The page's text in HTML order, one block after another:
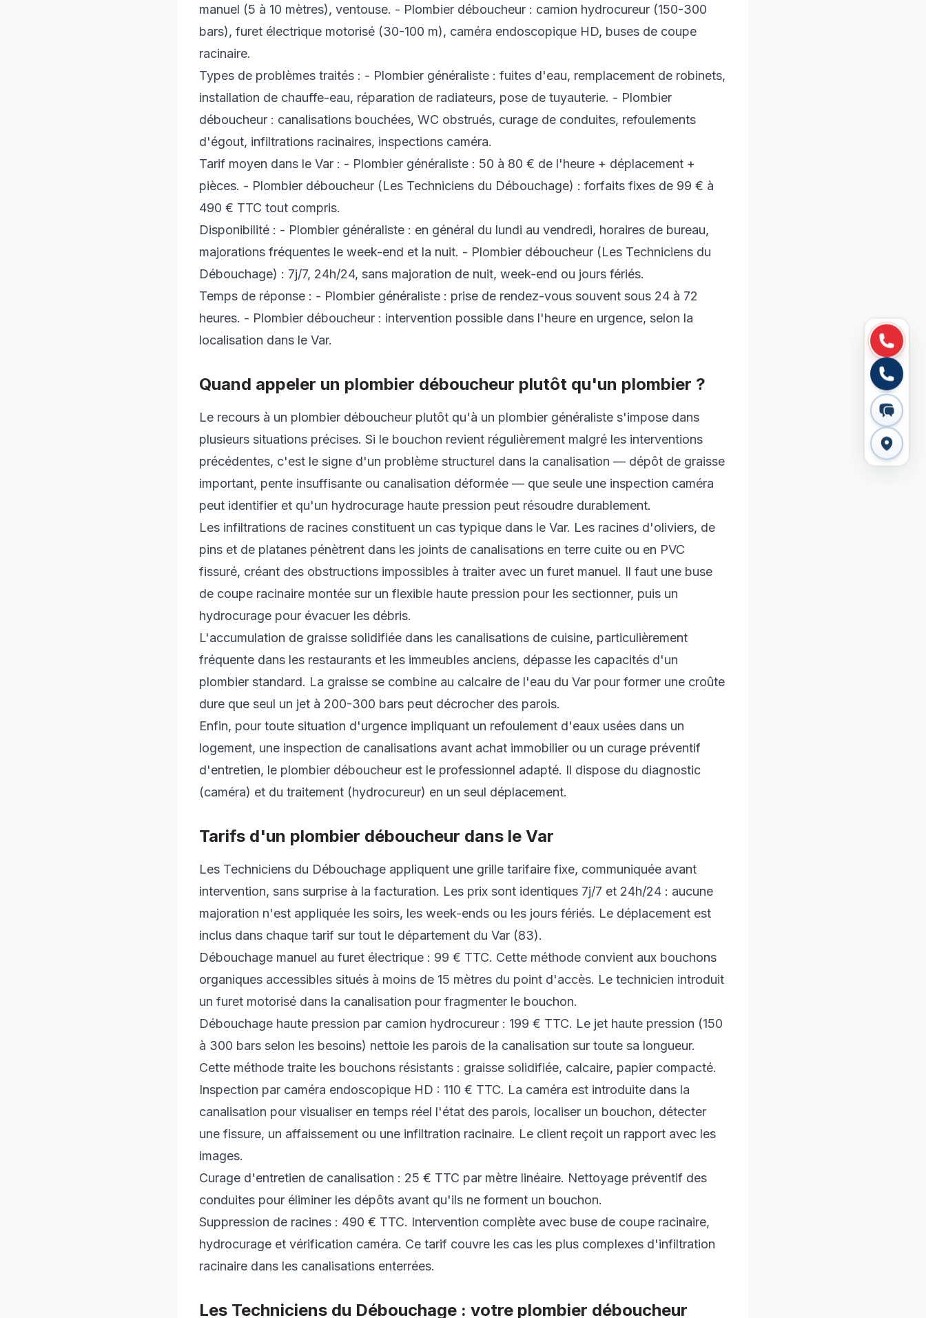
manuel (5 à 10 mètres), ventouse. - Plombier déboucheur : camion hydrocureur (150-300
bars), furet électrique motorisé (30-100 m), caméra endoscopique HD, buses de coupe
racinaire.
Types de problèmes traités : - Plombier généraliste : fuites d'eau, remplacement de robinets,
installation de chauffe-eau, réparation de radiateurs, pose de tuyauterie. - Plombier
déboucheur : canalisations bouchées, WC obstrués, curage de conduites, refoulements
d'égout, infiltrations racinaires, inspections caméra.
Tarif moyen dans le Var : - Plombier généraliste : 50 à 80 € de l'heure + déplacement +
pièces. - Plombier déboucheur (Les Techniciens du Débouchage) : forfaits fixes de 99 € à
490 € TTC tout compris.
Disponibilité : - Plombier généraliste : en général du lundi au vendredi, horaires de bureau,
majorations fréquentes le week-end et la nuit. - Plombier déboucheur (Les Techniciens du
Débouchage) : 7j/7, 24h/24, sans majoration de nuit, week-end ou jours fériés.
Temps de réponse : - Plombier généraliste : prise de rendez-vous souvent sous 24 à 72
heures. - Plombier déboucheur : intervention possible dans l'heure en urgence, selon la
localisation dans le Var.
Quand appeler un plombier déboucheur plutôt qu'un plombier ?
Le recours à un plombier déboucheur plutôt qu'à un plombier généraliste s'impose dans
plusieurs situations précises. Si le bouchon revient régulièrement malgré les interventions
précédentes, c'est le signe d'un problème structurel dans la canalisation — dépôt de graisse
important, pente insuffisante ou canalisation déformée — que seule une inspection caméra
peut identifier et qu'un hydrocurage haute pression peut résoudre durablement.
Les infiltrations de racines constituent un cas typique dans le Var. Les racines d'oliviers, de
pins et de platanes pénètrent dans les joints de canalisations en terre cuite ou en PVC
fissuré, créant des obstructions impossibles à traiter avec un furet manuel. Il faut une buse
de coupe racinaire montée sur un flexible haute pression pour les sectionner, puis un
hydrocurage pour évacuer les débris.
L'accumulation de graisse solidifiée dans les canalisations de cuisine, particulièrement
fréquente dans les restaurants et les immeubles anciens, dépasse les capacités d'un
plombier standard. La graisse se combine au calcaire de l'eau du Var pour former une croûte
dure que seul un jet à 200-300 bars peut décrocher des parois.
Enfin, pour toute situation d'urgence impliquant un refoulement d'eaux usées dans un
logement, une inspection de canalisations avant achat immobilier ou un curage préventif
d'entretien, le plombier déboucheur est le professionnel adapté. Il dispose du diagnostic
(caméra) et du traitement (hydrocureur) en un seul déplacement.
Tarifs d'un plombier déboucheur dans le Var
Les Techniciens du Débouchage appliquent une grille tarifaire fixe, communiquée avant
intervention, sans surprise à la facturation. Les prix sont identiques 7j/7 et 24h/24 : aucune
majoration n'est appliquée les soirs, les week-ends ou les jours fériés. Le déplacement est
inclus dans chaque tarif sur tout le département du Var (83).
Débouchage manuel au furet électrique : 99 € TTC. Cette méthode convient aux bouchons
organiques accessibles situés à moins de 15 mètres du point d'accès. Le technicien introduit
un furet motorisé dans la canalisation pour fragmenter le bouchon.
Débouchage haute pression par camion hydrocureur : 199 € TTC. Le jet haute pression (150
à 300 bars selon les besoins) nettoie les parois de la canalisation sur toute sa longueur.
Cette méthode traite les bouchons résistants : graisse solidifiée, calcaire, papier compacté.
Inspection par caméra endoscopique HD : 110 € TTC. La caméra est introduite dans la
canalisation pour visualiser en temps réel l'état des parois, localiser un bouchon, détecter
une fissure, un affaissement ou une infiltration racinaire. Le client reçoit un rapport avec les
images.
Curage d'entretien de canalisation : 25 € TTC par mètre linéaire. Nettoyage préventif des
conduites pour éliminer les dépôts avant qu'ils ne forment un bouchon.
Suppression de racines : 490 € TTC. Intervention complète avec buse de coupe racinaire,
hydrocurage et vérification caméra. Ce tarif couvre les cas les plus complexes d'infiltration
racinaire dans les canalisations enterrées.
Les Techniciens du Débouchage : votre plombier déboucheur